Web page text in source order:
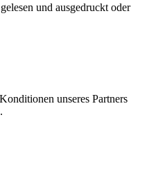
und ausgedruckt oder
unseres Partners